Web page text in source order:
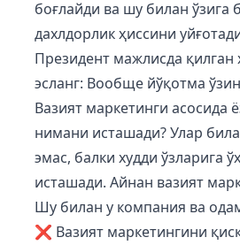
боғлайди ва шу билан
дахлдорлик ҳиссини
Президент мажлисда
эсланг: Вообще йўқотма
Вазият маркетинги
нимани исташади? Улар
эмас, балки худди ўзларига
исташади. Айнан вазият
Шу билан у компания ва
❌ Вазият маркетингини